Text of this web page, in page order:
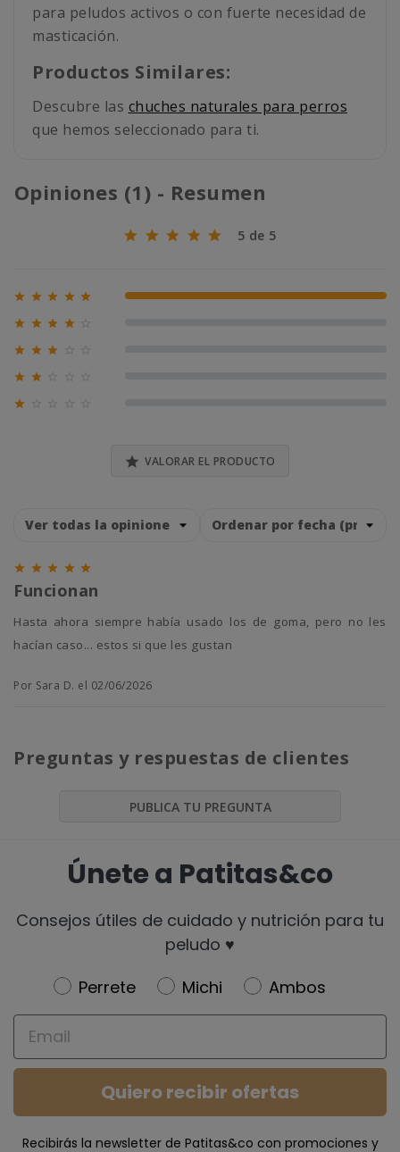
para peludos activos o con fuerte necesidad de
masticación.
Productos Similares:
Descubre las chuches naturales para perros
que hemos seleccionado para ti.
Opiniones (1) - Resumen
5 de 5
     100% (1)
   
  
 

 VALORAR EL PRODUCTO
    
Funcionan
Hasta ahora siempre había usado los de goma, pero no les
hacían caso... estos si que les gustan
Por Sara D. el 02/06/2026
Preguntas y respuestas de clientes
PUBLICA TU PREGUNTA
Únete a Patitas&co
Consejos útiles de cuidado y nutrición para tu
peludo ♥️
Newsletter
Perrete Michi
Ambos
Email
Quiero recibir ofertas
Recibirás la newsletter de Patitas&co con promociones y